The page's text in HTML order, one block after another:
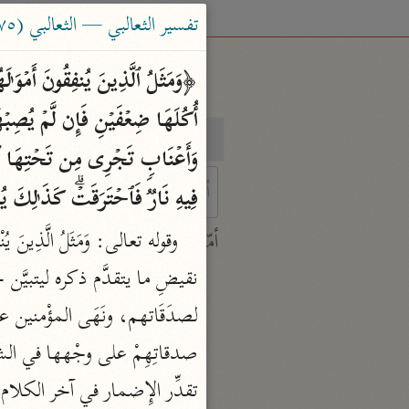
بحث
characters for results.
أمّهات
جامع البيان
ابن جرير الطبري (٣١٠ هـ)
نحو ٢٨ مجلدًا
تفسير القرآن العظيم
ابن كثير (٧٧٤ هـ)
تفسير الثعالبي — الثعالبي (٨٧٥ هـ)
فِیهِ نَارࣱ فَٱحۡتَرَقَتۡۗ كَذَ ٰ⁠لِكَ